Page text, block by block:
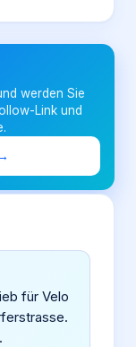
werden Sie
Link und
für Velo